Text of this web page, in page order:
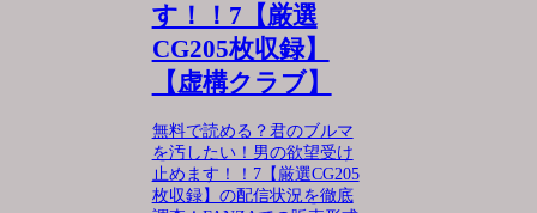
す！！7【厳選
CG205枚収録】
【虚構クラブ】
無料で読める？君のブルマ
を汚したい！男の欲望受け
止めます！！7【厳選CG205
枚収録】の配信状況を徹底